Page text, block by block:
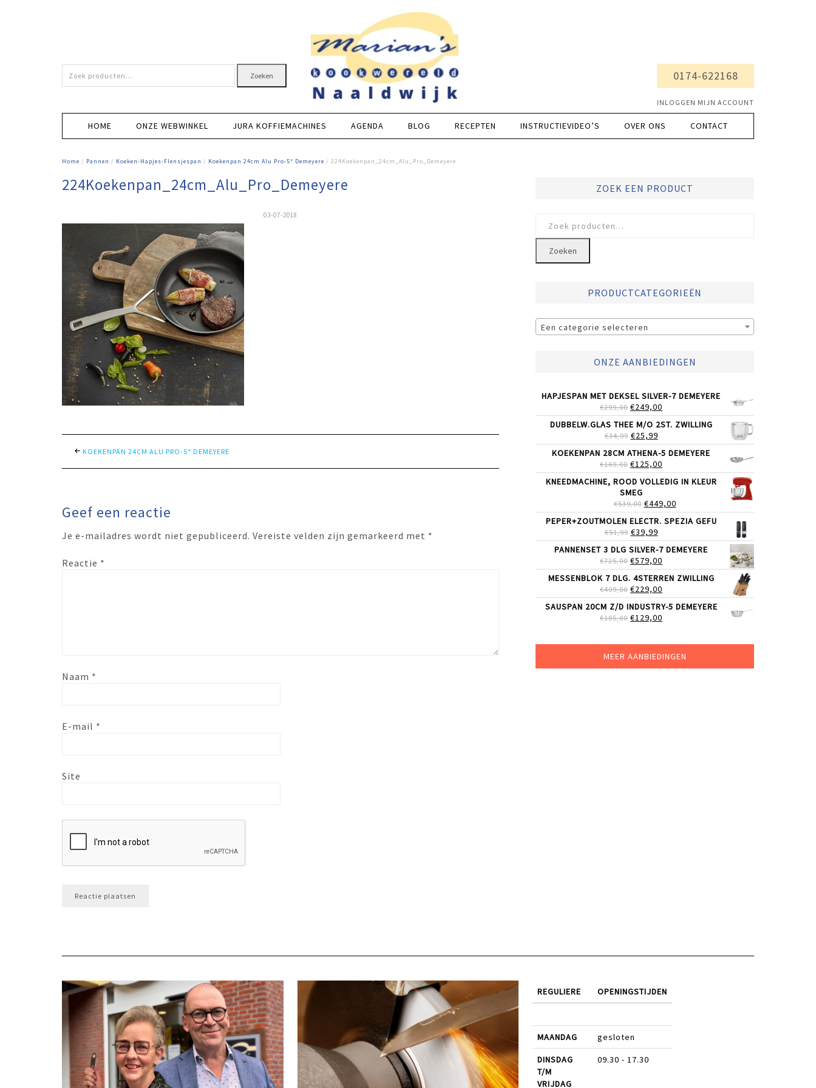
Zoeken
naar:
Zoeken 0174-622168
INLOGGEN MIJN ACCOUNT
HOME ONZE WEBWINKEL JURA KOFFIEMACHINES AGENDA BLOG RECEPTEN INSTRUCTIEVIDEO’S OVER ONS CONTACT
Home / Pannen / Koeken-Hapjes-Flensjespan / Koekenpan 24cm Alu Pro-5* Demeyere / 224Koekenpan_24cm_Alu_Pro_Demeyere
224Koekenpan_24cm_Alu_Pro_Demeyere
03-07-2018
KOEKENPAN 24CM ALU PRO-5* DEMEYERE
Geef een reactie
Je e-mailadres wordt niet gepubliceerd. Vereiste velden zijn gemarkeerd met *
Reactie *
Naam *
E-mail *
Site
ZOEK EEN PRODUCT
naar:
Zoeken
PRODUCTCATEGORIEËN
Een categorie selecteren
ONZE AANBIEDINGEN
HAPJESPAN MET DEKSEL SILVER-7 DEMEYERE
€299,00 OORSPRONKELIJKE
PRIJS
WAS:
€299,00.
€249,00
PRIJS
IS:
DUBBELW.GLAS THEE M/O 2ST. ZWILLING
€34,99 OORSPRONKELIJKE
PRIJS
WAS:
€34,99.
€25,99HUIDIGE
PRIJS
IS:
€25,99.
KOEKENPAN 28CM ATHENA-5 DEMEYERE
€169,00 OORSPRONKELIJKE
PRIJS
WAS:
€169,00.
€125,00
PRIJS
IS:
KNEEDMACHINE, ROOD VOLLEDIG IN KLEUR
SMEG
€539,00 OORSPRONKELIJKE
PRIJS
WAS:
€539,00.
€449,00HUIDIGE
PRIJS
IS:
PEPER+ZOUTMOLEN ELECTR. SPEZIA GEFU
€51,99 OORSPRONKELIJKE
PRIJS
WAS:
€51,99.
€39,99HUIDIGE
PRIJS
IS:
€39,99.
PANNENSET 3 DLG SILVER-7 DEMEYERE
€725,00 OORSPRONKELIJKE
PRIJS
WAS:
€725,00.
€579,00
PRIJS
IS:
€579,00.
MESSENBLOK 7 DLG. 4STERREN ZWILLING
€409,00 OORSPRONKELIJKE
PRIJS
WAS:
€409,00.
€229,00
PRIJS
IS:
€229,00.
SAUSPAN 20CM Z/D INDUSTRY-5 DEMEYERE
€185,00 OORSPRONKELIJKE
€129,00
MEER AANBIEDINGEN
REGULIERE OPENINGSTIJDEN
MAANDAG gesloten
DINSDAG
T/M
VRIJDAG
09.30 - 17.30